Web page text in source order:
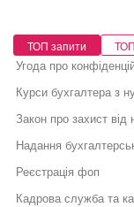
ТОП запити
Угода про
Курси бухгалтера з
Закон про захист від
Надання
Реєстрація фоп
Кадрова служба та